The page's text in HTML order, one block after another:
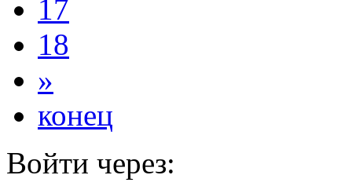
17
18
»
конец
Войти через: